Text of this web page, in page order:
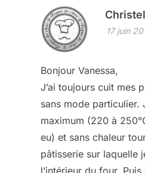
17 juin
Bonjour Vanessa,
J’ai toujours cuit mes
sans mode particulier.
maximum (220 à
eu) et sans chaleur
pâtisserie sur laquelle